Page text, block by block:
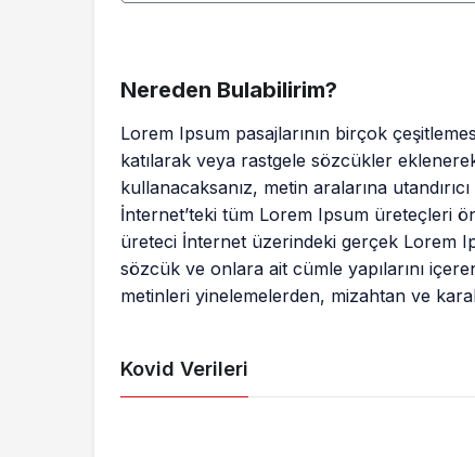
Nereden Bulabilirim?
Lorem Ipsum pasajlarının birçok
katılarak veya rastgele sözcükler
kullanacaksanız, metin aralarına
İnternet’teki tüm Lorem Ipsum üreteçleri
üreteci İnternet üzerindeki gerçek Lorem
sözcük ve onlara ait cümle yapılarını
metinleri yinelemelerden, mizahtan ve
Kovid Verileri